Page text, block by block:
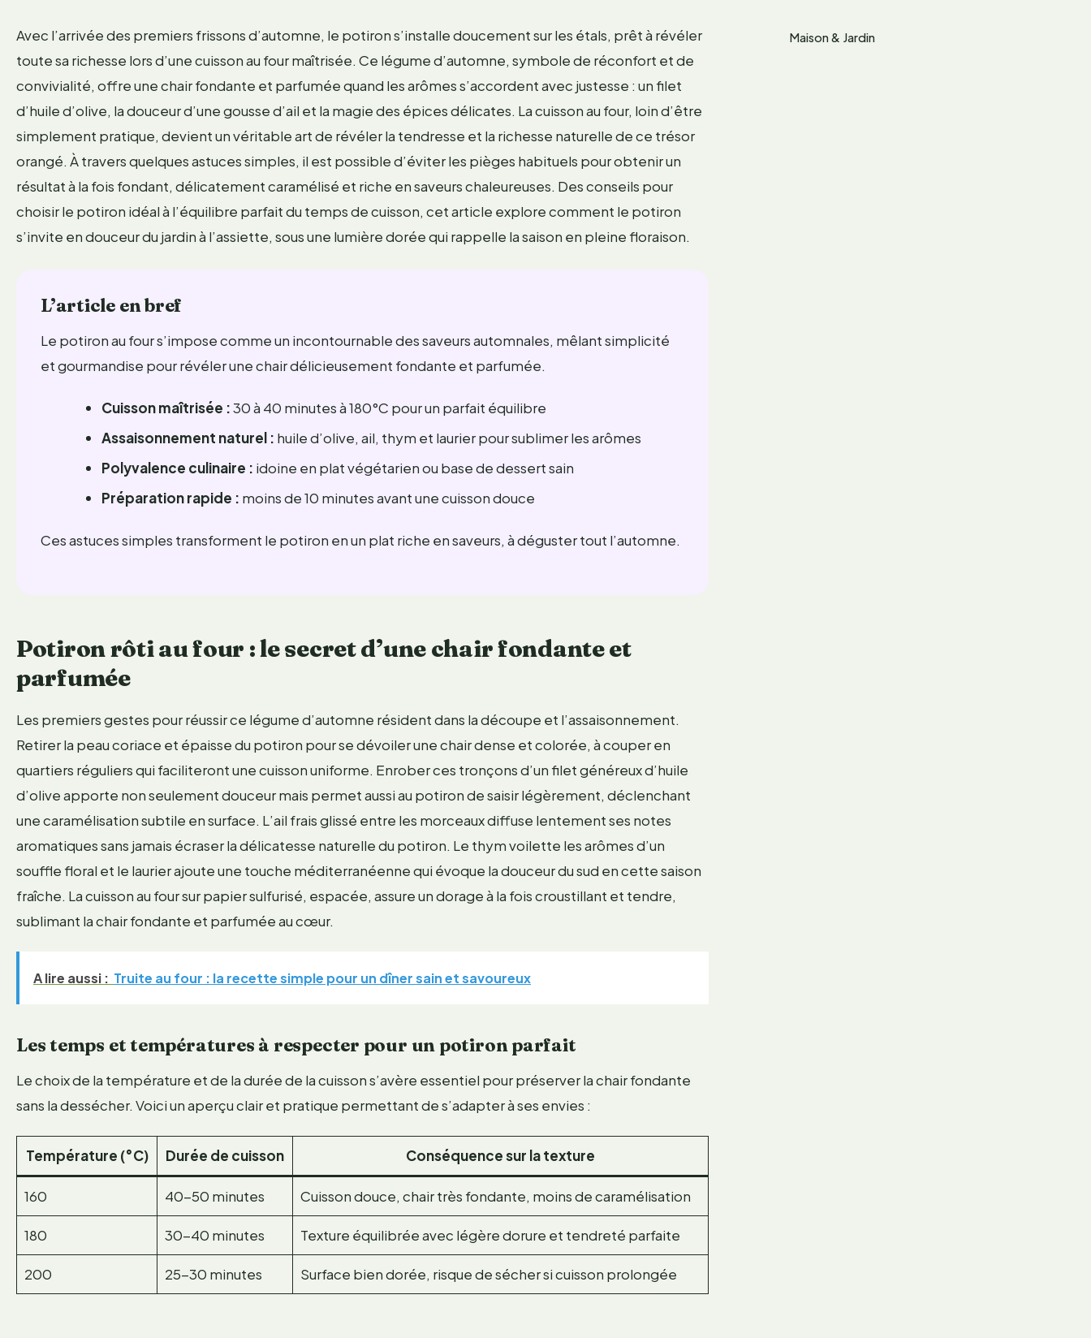
Avec l’arrivée des premiers frissons d’automne, le potiron s’installe doucement sur les étals, prêt à révéler
toute sa richesse lors d’une cuisson au four maîtrisée. Ce légume d’automne, symbole de réconfort et de
convivialité, offre une chair fondante et parfumée quand les arômes s’accordent avec justesse : un filet
d’huile d’olive, la douceur d’une gousse d’ail et la magie des épices délicates. La cuisson au four, loin d’être
simplement pratique, devient un véritable art de révéler la tendresse et la richesse naturelle de ce trésor
orangé. À travers quelques astuces simples, il est possible d’éviter les pièges habituels pour obtenir un
résultat à la fois fondant, délicatement caramélisé et riche en saveurs chaleureuses. Des conseils pour
choisir le potiron idéal à l’équilibre parfait du temps de cuisson, cet article explore comment le potiron
s’invite en douceur du jardin à l’assiette, sous une lumière dorée qui rappelle la saison en pleine floraison.
L’article en bref
Le potiron au four s’impose comme un incontournable des saveurs automnales, mêlant simplicité
et gourmandise pour révéler une chair délicieusement fondante et parfumée.
Cuisson maîtrisée :30 à 40 minutes à 180°C pour un parfait équilibre
Assaisonnement naturel : huile d’olive, ail, thym et laurier pour sublimer les arômes
Polyvalence culinaire : idoine en plat végétarien ou base de dessert sain
Préparation rapide : moins de 10 minutes avant une cuisson douce
Ces astuces simples transforment le potiron en un plat riche en saveurs, à déguster tout l’automne.
Potiron rôti au four : le secret d’une chair fondante et
parfumée
Les premiers gestes pour réussir ce légume d’automne résident dans la découpe et l’assaisonnement.
Retirer la peau coriace et épaisse du potiron pour se dévoiler une chair dense et colorée, à couper en
quartiers réguliers qui faciliteront une cuisson uniforme. Enrober ces tronçons d’un filet généreux d’huile
d’olive apporte non seulement douceur mais permet aussi au potiron de saisir légèrement, déclenchant
une caramélisation subtile en surface. L’ail frais glissé entre les morceaux diffuse lentement ses notes
aromatiques sans jamais écraser la délicatesse naturelle du potiron. Le thym voilette les arômes d’un
souffle floral et le laurier ajoute une touche méditerranéenne qui évoque la douceur du sud en cette saison
fraîche. La cuisson au four sur papier sulfurisé, espacée, assure un dorage à la fois croustillant et tendre,
sublimant la chair fondante et parfumée au cœur.
A lire aussi : Truite au four : la recette simple pour un dîner sain et savoureux
Les temps et températures à respecter pour un potiron parfait
Le choix de la température et de la durée de la cuisson s’avère essentiel pour préserver la chair fondante
sans la dessécher. Voici un aperçu clair et pratique permettant de s’adapter à ses envies :
Température (°C) Durée de cuisson Conséquence sur la texture
160 40-50 minutes Cuisson douce, chair très fondante, moins de caramélisation
180 30-40 minutes Texture équilibrée avec légère dorure et tendreté parfaite
200 25-30 minutes Surface bien dorée, risque de sécher si cuisson prolongée
Maison & Jardin